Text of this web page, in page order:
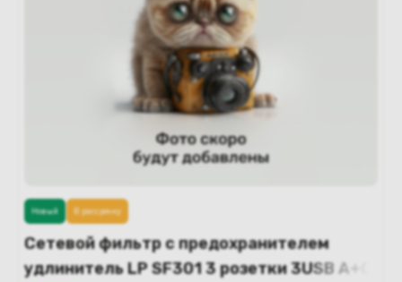
Сетевой фильтр с предохранителем
удлинитель LP SF301 3 розетки 3USB A+C
Новый В рассрочку